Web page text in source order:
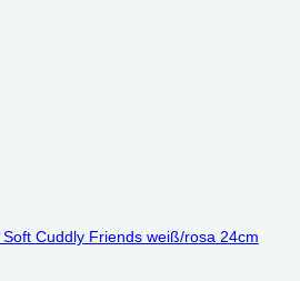
Cuddly Friends weiß/rosa 24cm